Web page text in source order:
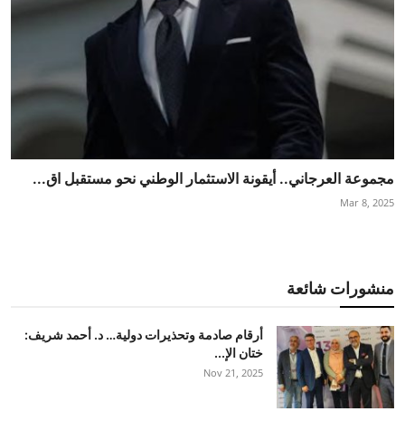
مجموعة العرجاني.. أيقونة الاستثمار الوطني نحو مستقبل اق...
Mar 8, 2025
منشورات شائعة
أرقام صادمة وتحذيرات دولية… د. أحمد شريف:
ختان الإ...
Nov 21, 2025